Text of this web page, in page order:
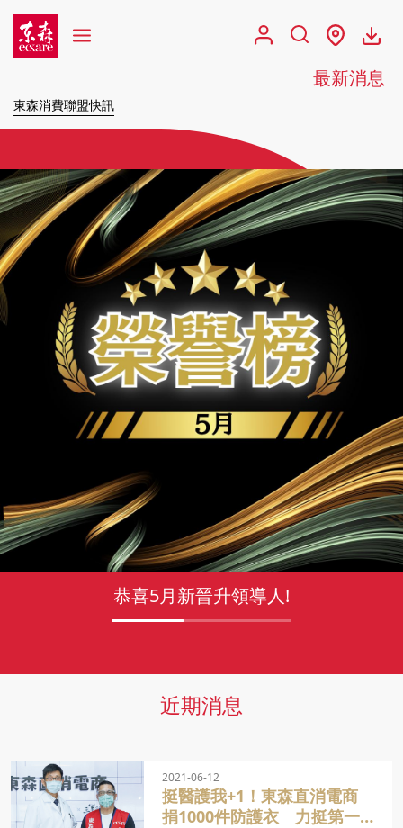
最新消息
東森消費聯盟快訊
恭喜5月新晉升領導人!
近期消息
2021-06-12
挺醫護我+1！東森直消電商
捐1000件防護衣 力挺第一